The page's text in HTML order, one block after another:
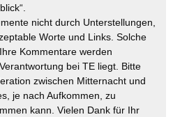
nicht durch Unterstellungen,
Worte und Links. Solche
Kommentare werden
bei TE liegt. Bitte
zwischen Mitternacht und
je nach Aufkommen, zu
kann. Vielen Dank für Ihr